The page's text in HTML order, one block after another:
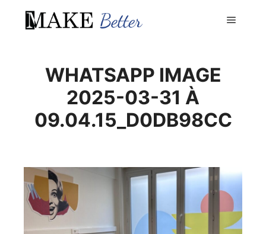
WHATSAPP IMAGE
2025-03-31 À
09.04.15_D0DB98CC